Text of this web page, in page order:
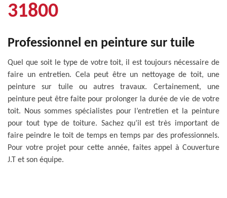
31800
Professionnel en peinture sur tuile
Quel que soit le type de votre toit, il est toujours nécessaire de
faire un entretien. Cela peut être un nettoyage de toit, une
peinture sur tuile ou autres travaux. Certainement, une
peinture peut être faite pour prolonger la durée de vie de votre
toit. Nous sommes spécialistes pour l’entretien et la peinture
pour tout type de toiture. Sachez qu’il est très important de
faire peindre le toit de temps en temps par des professionnels.
Pour votre projet pour cette année, faites appel à Couverture
J.T et son équipe.